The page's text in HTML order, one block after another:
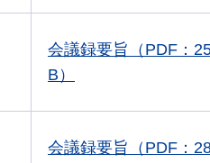
会議録要旨（PDF：
B）
会議録要旨（PDF：